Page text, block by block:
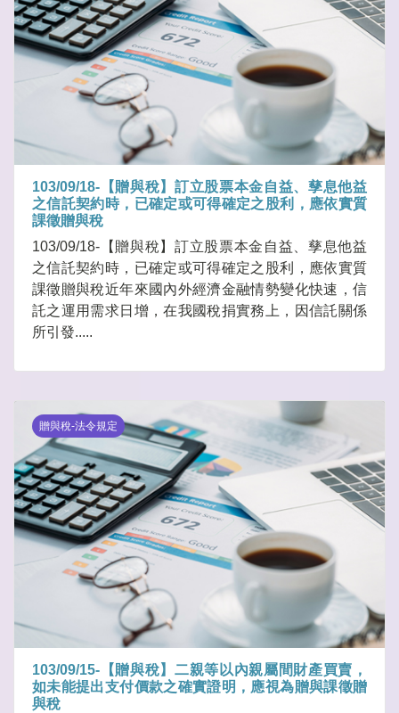
103/09/18-【贈與稅】訂立股票本金自益、孳息他益
之信託契約時，已確定或可得確定之股利，應依實質
課徵贈與稅
103/09/18-【贈與稅】訂立股票本金自益、孳息他益
之信託契約時，已確定或可得確定之股利，應依實質
課徵贈與稅近年來國內外經濟金融情勢變化快速，信
託之運用需求日增，在我國稅捐實務上，因信託關係
所引發.....
贈與稅-法令規定
103/09/15-【贈與稅】二親等以內親屬間財產買賣，
如未能提出支付價款之確實證明，應視為贈與課徵贈
與稅